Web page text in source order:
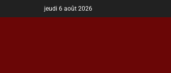
jeudi 6 août 2026